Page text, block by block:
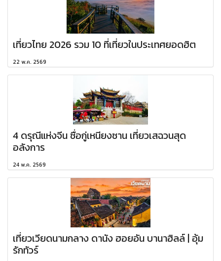
เที่ยวไทย 2026 รวม 10 ที่เที่ยวในประเทศยอดฮิต
22 พ.ค. 2569
4 ดรุณีแห่งจีน ซื่อกู่เหนียงซาน เที่ยวเสฉวนสุด
อลังการ
24 พ.ค. 2569
เที่ยวเวียดนามกลาง ดานัง ฮอยอัน บานาฮิลล์ | อุ้ม
รักทัวร์